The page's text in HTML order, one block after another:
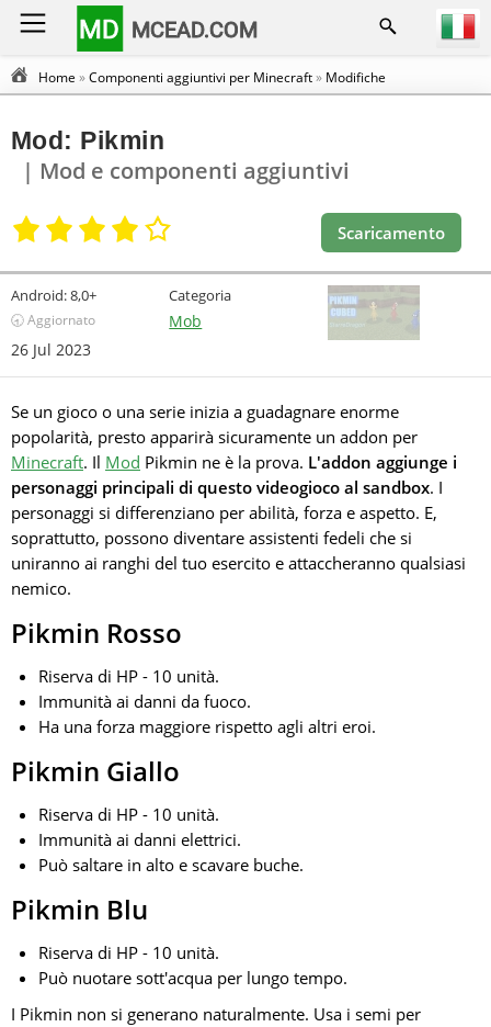
MD MCEAD.COM
Home »Componenti aggiuntivi per Minecraft» Modifiche
Mod: Pikmin
| Mod e componenti aggiuntivi
Scaricamento
Android:8,0+
🕣 Aggiornato
26 Jul 2023
Categoria
Mob
Se un gioco o una serie inizia a guadagnare enorme
popolarità, presto apparirà sicuramente un addon per
Minecraft. Il Mod Pikmin ne è la prova. L'addon aggiunge i
personaggi principali di questo videogioco al sandbox. I
personaggi si differenziano per abilità, forza e aspetto. E,
soprattutto, possono diventare assistenti fedeli che si
uniranno ai ranghi del tuo esercito e attaccheranno qualsiasi
nemico.
Pikmin Rosso
Riserva di HP - 10 unità.
Immunità ai danni da fuoco.
Ha una forza maggiore rispetto agli altri eroi.
Pikmin Giallo
Riserva di HP - 10 unità.
Immunità ai danni elettrici.
Può saltare in alto e scavare buche.
Pikmin Blu
Riserva di HP - 10 unità.
Può nuotare sott'acqua per lungo tempo.
I Pikmin non si generano naturalmente. Usa i semi per